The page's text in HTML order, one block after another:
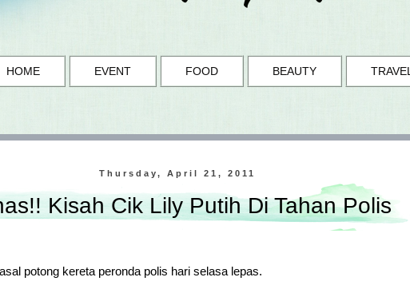
HOME EVENT FOOD BEAUTY TRAVEL
Thursday, April 21, 2011
Kisah Cik Lily Putih Di Tahan Polis
potong kereta peronda polis hari selasa lepas.